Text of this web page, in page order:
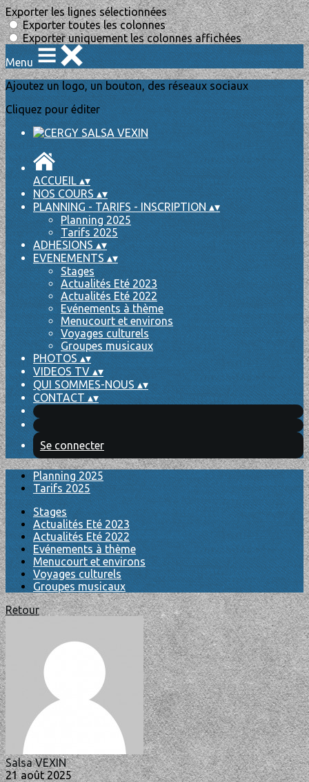
Exporter les lignes sélectionnées
Exporter toutes les colonnes
Exporter uniquement les colonnes affichées
Menu
Ajoutez un logo, un bouton, des réseaux sociaux
Cliquez pour éditer
ACCUEIL▴▾
NOS COURS▴▾
PLANNING - TARIFS - INSCRIPTION▴▾
Planning 2025
Tarifs 2025
ADHESIONS▴▾
EVENEMENTS▴▾
Stages
Actualités Eté 2023
Actualités Eté 2022
Evénements à thème
Menucourt et environs
Voyages culturels
Groupes musicaux
PHOTOS▴▾
VIDEOS TV▴▾
QUI SOMMES-NOUS▴▾
CONTACT▴▾
Se connecter
Planning 2025
Tarifs 2025
Stages
Actualités Eté 2023
Actualités Eté 2022
Evénements à thème
Menucourt et environs
Voyages culturels
Groupes musicaux
Retour
Salsa VEXIN
21 août 2025